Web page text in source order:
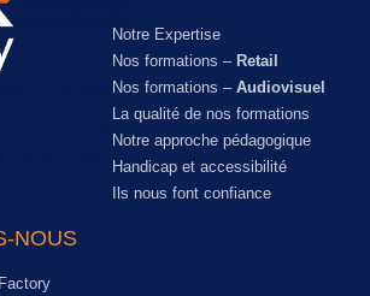
Notre Expertise
Nos formations – Retail
Nos formations – Audiovisuel
La qualité de nos formations
Notre approche pédagogique
Handicap et accessibilité
Ils nous font confiance
NOUS